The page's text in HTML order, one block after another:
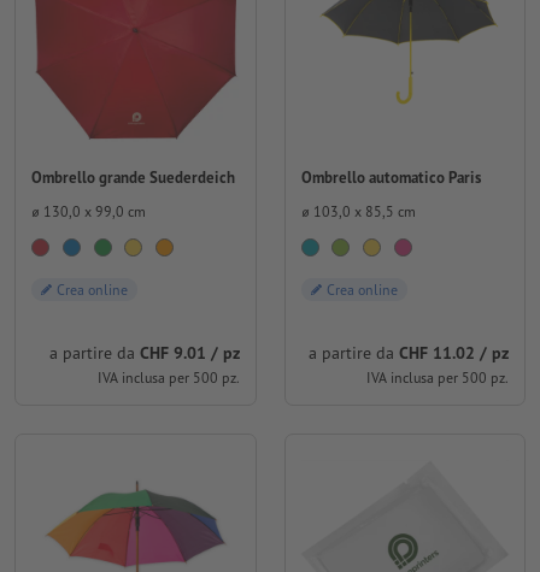
Ombrello grande Suederdeich
⌀ 130,0 x 99,0 cm
Crea online
a partire da CHF 9.01 / pz
IVA inclusa per 500 pz.
Ombrello automatico Paris
⌀ 103,0 x 85,5 cm
Crea online
a partire da CHF 11.02 / pz
IVA inclusa per 500 pz.